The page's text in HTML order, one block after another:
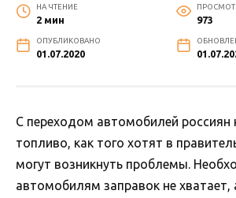
НА ЧТЕНИЕ
2 мин 973
ОПУБЛИКОВАНО
01.07.2020
С переходом автомобилей россиян
топливо, как того хотят в
могут возникнуть проблемы.
автомобилям заправок не хватает,